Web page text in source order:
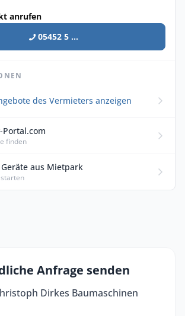
anrufen
05452 5 ...
des Vermieters anzeigen
finden
aus Mietpark
Anfrage senden
Dirkes Baumaschinen